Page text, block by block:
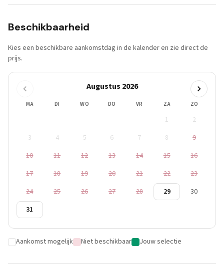
Beschikbaarheid
Kies een beschikbare aankomstdag in de kalender en zie direct de
prijs.
Augustus 2026
MA DI WO DO VR ZA ZO
1
2
3
4 5 6 7 8
9
10
11 12 13 14 15
16
17
18 19 20 21 22
23
24
25 26 27 28 29
30
31
Aankomst mogelijk Niet beschikbaar Jouw selectie